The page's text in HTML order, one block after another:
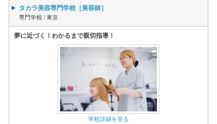
タカラ美容専門学校［美容師］
専門学校 /東京
夢に近づく！わかるまで親切指導！
学校詳細を見る